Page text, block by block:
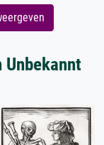
Unbekannt